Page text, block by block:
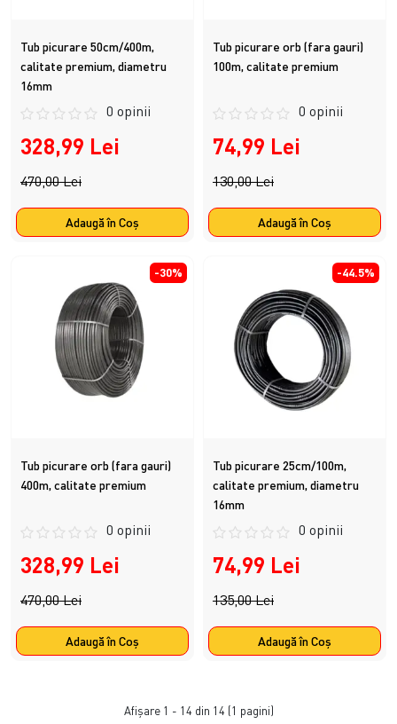
Tub picurare 50cm/400m,
calitate premium, diametru
16mm
0 opinii
328,99 Lei
470,00 Lei
Adaugă în Coş
Tub picurare orb (fara gauri)
100m, calitate premium
0 opinii
74,99 Lei
130,00 Lei
Adaugă în Coş
-30%
Tub picurare orb (fara gauri)
400m, calitate premium
0 opinii
328,99 Lei
470,00 Lei
Adaugă în Coş
-44.5%
Tub picurare 25cm/100m,
calitate premium, diametru
16mm
0 opinii
74,99 Lei
135,00 Lei
Adaugă în Coş
Afişare 1 - 14 din 14 (1 pagini)